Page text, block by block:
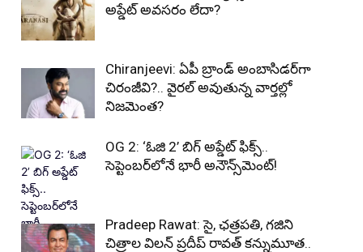
అప్డేట్ అవసరం లేదా?
Chiranjeevi: ఏపీ బ్రాండ్ అంబాసిడర్‌గా
చిరంజీవి?.. వైరల్ అవుతున్న వార్తల్లో
నిజమెంత?
OG 2: ‘ఓజి 2’ బిగ్ అప్డేట్ ఫిక్స్..
సెప్టెంబర్‌లోనే భారీ అనౌన్స్‌మెంట్!
Pradeep Rawat: సై, ఛత్రపతి, గజిని
చిత్రాల విలన్ ప్రదీప్ రావత్ కన్నుమూత..